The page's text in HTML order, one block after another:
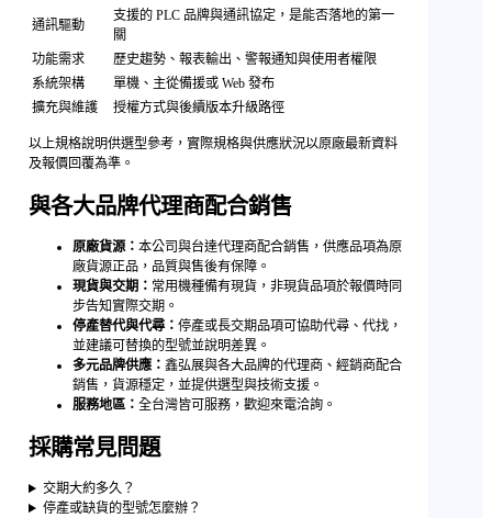
通訊驅動
支援的 PLC 品牌與通訊協定，是能否落地的第一
關
功能需求
歷史趨勢、報表輸出、警報通知與使用者權限
系統架構
單機、主從備援或 Web 發布
擴充與維護
授權方式與後續版本升級路徑
以上規格說明供選型參考，實際規格與供應狀況以原廠最新資料
及報價回覆為準。
與各大品牌代理商配合銷售
原廠貨源：本公司與台達代理商配合銷售，供應品項為原
廠貨源正品，品質與售後有保障。
現貨與交期： 常用機種備有現貨，非現貨品項於報價時同
步告知實際交期。
停產替代與代尋：停產或長交期品項可協助代尋、代找，
並建議可替換的型號並說明差異。
多元品牌供應：鑫弘展與各大品牌的代理商、經銷商配合
銷售，貨源穩定，並提供選型與技術支援。
服務地區：全台灣皆可服務，歡迎來電洽詢。
採購常見問題
交期大約多久？
停產或缺貨的型號怎麼辦？